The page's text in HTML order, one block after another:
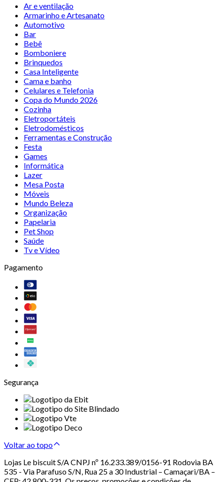
Ar e ventilação
Armarinho e Artesanato
Automotivo
Bar
Bebê
Bomboniere
Brinquedos
Casa Inteligente
Cama e banho
Celulares e Telefonia
Copa do Mundo 2026
Cozinha
Eletroportáteis
Eletrodomésticos
Ferramentas e Construção
Festa
Games
Informática
Lazer
Mesa Posta
Móveis
Mundo Beleza
Organização
Papelaria
Pet Shop
Saúde
Tv e Vídeo
Pagamento
Segurança
Voltar ao topo
Lojas Le biscuit S/A CNPJ nº 16.233.389/0156-91 Rodovia BA
535 - Via Parafuso S/N, Rua 25 a 30 Industrial – Camaçari/BA –